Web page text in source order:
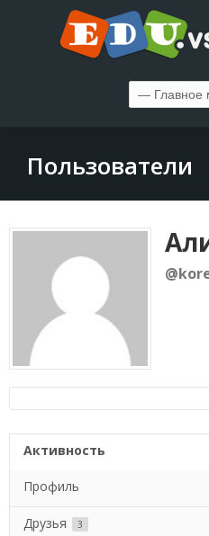
Пользователи
Активность
Профиль
Друзья 3